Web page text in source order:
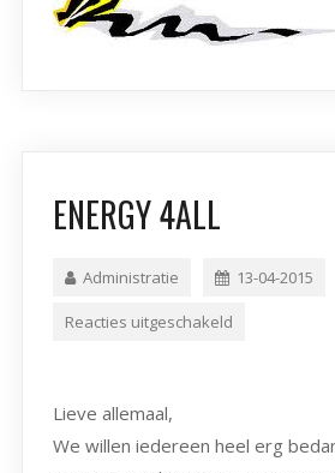
ENERGY 4ALL
Administratie 13-04-2015
Reacties uitgeschakeld
Lieve allemaal,
We willen iedereen heel erg